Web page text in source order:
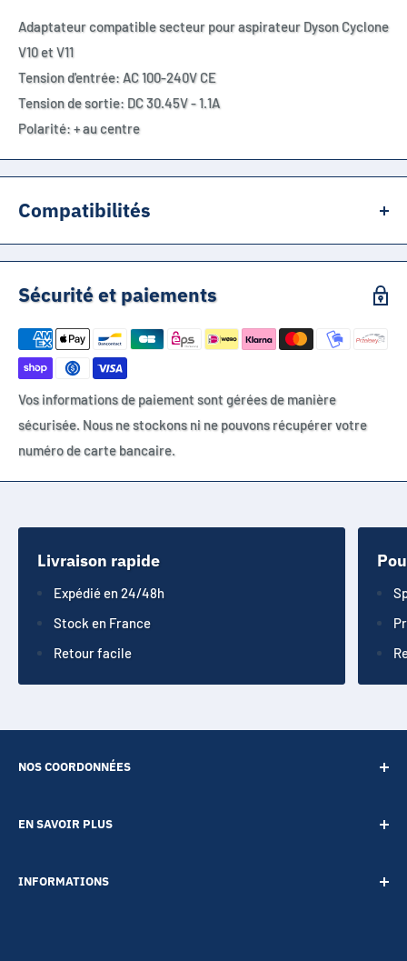
Adaptateur compatible secteur pour aspirateur Dyson Cyclone
V10 et V11
Tension d'entrée: AC 100-240V CE
Tension de sortie: DC 30.45V - 1.1A
Polarité: + au centre
Compatibilités
Sécurité et paiements
Vos informations de paiement sont gérées de manière
sécurisée. Nous ne stockons ni ne pouvons récupérer votre
numéro de carte bancaire.
Livraison rapide
Expédié en 24/48h
Stock en France
Retour facile
NOS COORDONNÉES
EN SAVOIR PLUS
A propos
INFORMATIONS